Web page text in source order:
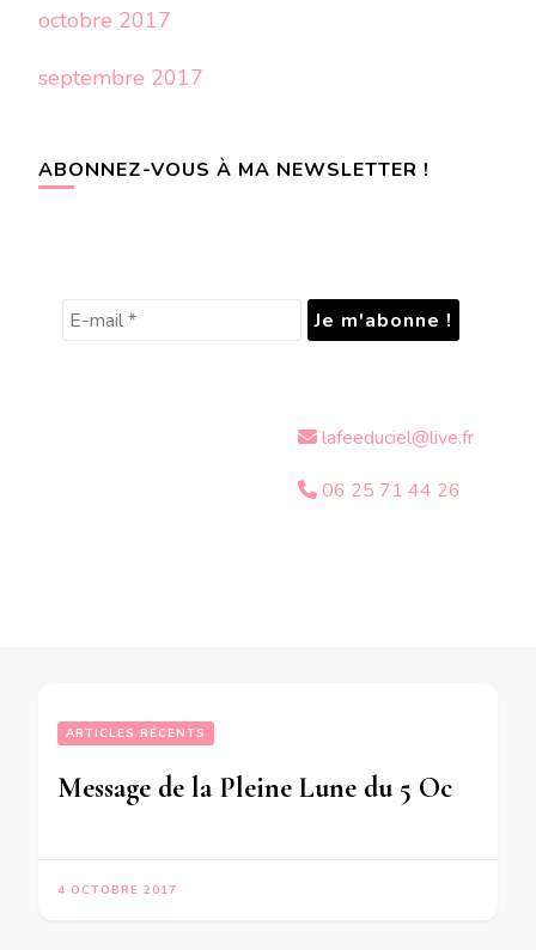
octobre 2017
septembre 2017
ABONNEZ-VOUS À MA NEWSLETTER !
lafeeduciel@live.fr
06 25 71 44 26
ARTICLES RÉCENTS
4 OCTOBRE 2017